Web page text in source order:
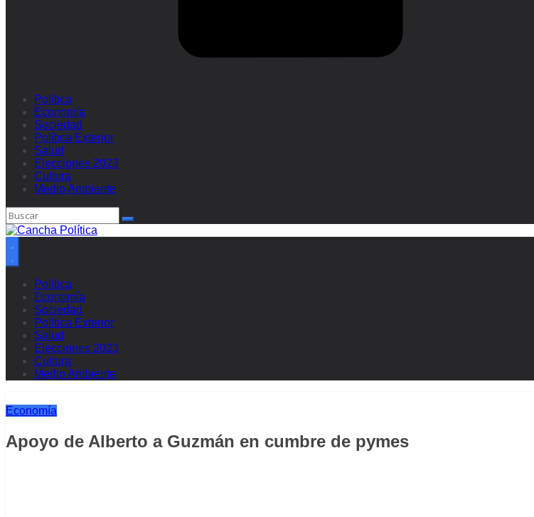
Política
Economía
Sociedad
Política Exterior
Salud
Elecciones 2023
Cultura
Medio Ambiente
Política
Economía
Sociedad
Política Exterior
Salud
Elecciones 2023
Cultura
Medio Ambiente
Economía
Apoyo de Alberto a Guzmán en cumbre de pymes